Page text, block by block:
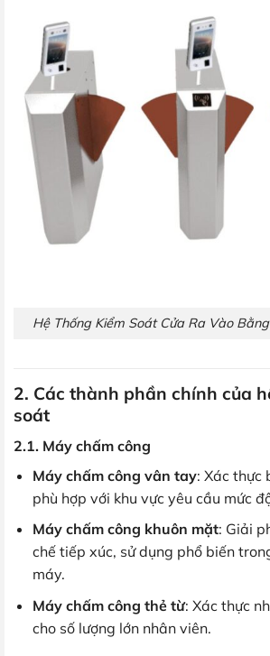
Hệ Thống Kiểm Soát Cửa Ra Vào
2. Các thành phần chính của
soát
2.1. Máy chấm công
Máy chấm công vân tay: Xác thực
phù hợp với khu vực yêu cầu mức
Máy chấm công khuôn mặt: Giải
chế tiếp xúc, sử dụng phổ biến
máy.
Máy chấm công thẻ từ: Xác thực
cho số lượng lớn nhân viên.